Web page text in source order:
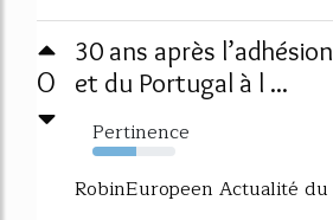
0
30 ans après
et du Portugal à l ...
Pertinence
53%
RobinEuropeen Actualité du